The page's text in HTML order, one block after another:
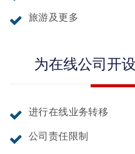
旅游及更多
为在线公司开
进行在线业务转移
公司责任限制